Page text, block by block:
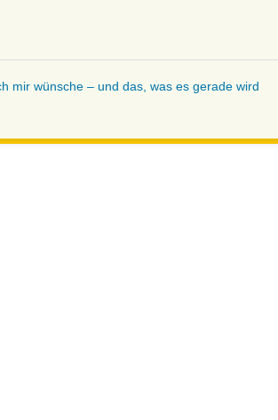
mir wünsche – und das, was es gerade wird